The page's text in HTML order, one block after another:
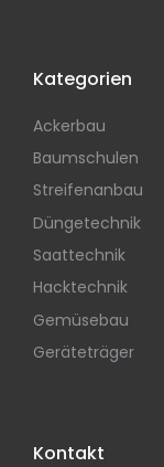
Kategorien
Ackerbau
Baumschulen
Streifenanbau
Düngetechnik
Saattechnik
Hacktechnik
Gemüsebau
Geräteträger
Kontakt